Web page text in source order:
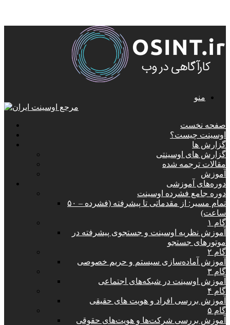
منو
صفحه نخست
اوسینت چیست؟
گزارش ها
گزارش های اوسینتی
مقالات ترجمه شده
آموزش
دوره‌های آموزشی
دوره جامع فشرده اوسینت
تمام مسیر: از مقدماتی تا پیشرفته (فشرده – ۵۰
ساعت)
گام ۱
آموزش نظریه اوسینت و جستجوی پیشرفته در
موتورهای جستجو
گام ۲
آموزش آماده‌سازی سیستم و حریم خصوصی
گام ۳
آموزش اوسینت در شبکه‌های اجتماعی
گام ۴
آموزش بررسی افراد و هویت های حقیقی
گام ۵
آموزش بررسی شرکت‌ها و هویت‌های حقوقی